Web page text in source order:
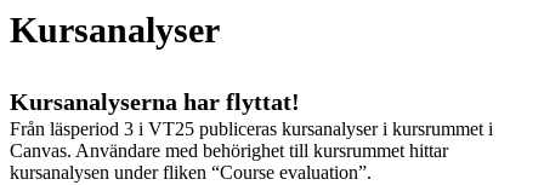
Kursanalyser
Kursanalyserna har flyttat!
Från läsperiod 3 i VT25 publiceras kursanalyser i kursrummet i
Canvas. Användare med behörighet till kursrummet hittar
kursanalysen under fliken “Course evaluation”.